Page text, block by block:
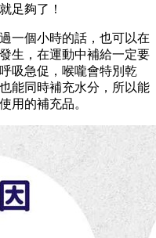
足夠了！
一個小時的話，也可以在
生，在運動中補給一定要
吸急促，喉嚨會特別乾
能同時補充水分，所以能
用的補充品。